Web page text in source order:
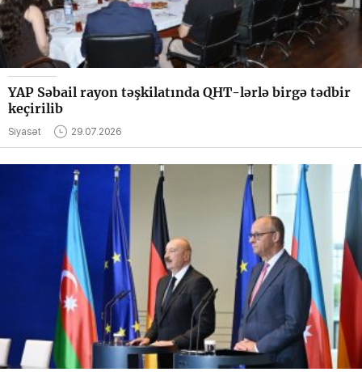
YAP Səbail rayon təşkilatında QHT-lərlə birgə tədbir
keçirilib
Siyasət 29.07.2026